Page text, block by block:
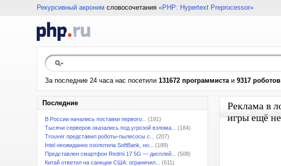
Рекурсивный акроним словосочетания «PHP: Hypertext Preprocessor»
За последние 24 часа нас посетили 131672 программистаи 9317 роботов
Последние
В России начались поставки первого...
(191)
Тысячи серверов оказались под угрозой взлома...
(184)
Trouver представил роботы-пылесосы с...
(207)
Intel неожиданно озолотила SoftBank, но...
(189)
Представлен смартфон Redmi 17 5G — дисплей...
(508)
Китай ответил на санкции США: ограничил...
(611)
Реклама в
игры ещё